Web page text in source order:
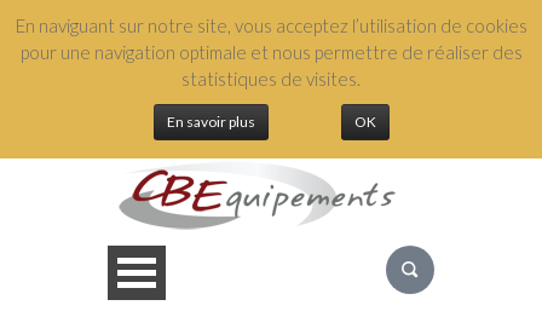
En naviguant sur notre site, vous acceptez l’utilisation de cookies
pour une navigation optimale et nous permettre de réaliser des
statistiques de visites.
En savoir plus OK
+(33) 3 88 04 54 49